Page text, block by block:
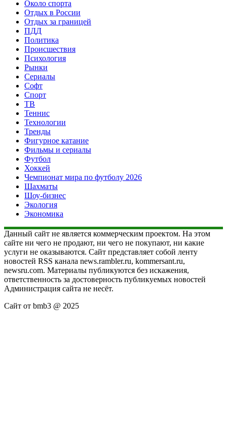
Около спорта
Отдых в России
Отдых за границей
ПДД
Политика
Происшествия
Психология
Рынки
Сериалы
Софт
Спорт
ТВ
Теннис
Технологии
Тренды
Фигурное катание
Фильмы и сериалы
Футбол
Хоккей
Чемпионат мира по футболу 2026
Шахматы
Шоу-бизнес
Экология
Экономика
Данный сайт не является коммерческим проектом. На этом
сайте ни чего не продают, ни чего не покупают, ни какие
услуги не оказываются. Сайт представляет собой ленту
новостей RSS канала news.rambler.ru, kommersant.ru,
newsru.com. Материалы публикуются без искажения,
ответственность за достоверность публикуемых новостей
Администрация сайта не несёт.
Сайт от bmb3 @ 2025